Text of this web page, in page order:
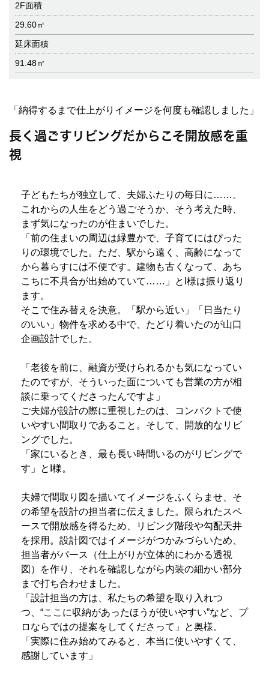
2F面積
29.60㎡
延床面積
91.48㎡
「納得するまで仕上がりイメージを何度も確認しました」
長く過ごすリビングだからこそ開放感を重
視
子どもたちが独立して、夫婦ふたりの毎日に……。
これからの人生をどう過ごそうか、そう考えた時、
まず気になったのが住まいでした。
「前の住まいの周辺は緑豊かで、子育てにはぴった
りの環境でした。ただ、駅から遠く、高齢になって
から暮らすには不便です。建物も古くなって、あち
こちに不具合が出始めていて……」とI様は振り返り
ます。
そこで住み替えを決意。「駅から近い」「日当たり
のいい」物件を求める中で、たどり着いたのが山口
企画設計でした。
「老後を前に、融資が受けられるかも気になってい
たのですが、そういった面についても営業の方が相
談に乗ってくださったんですよ」
ご夫婦が設計の際に重視したのは、コンパクトで使
いやすい間取りであること。そして、開放的なリビ
ングでした。
「家にいるとき、最も長い時間いるのがリビングで
す」とI様。
夫婦で間取り図を描いてイメージをふくらませ、そ
の希望を設計の担当者に伝えました。
限られたスペ
ースで開放感を得るため、リビング階段や勾配天井
を採用。設計図ではイメージがつかみづらいため、
担当者がパース（仕上がりが立体的にわかる透視
図）を作り、それを確認しながら内装の細かい部分
まで打ち合わせました。
「設計担当の方は、私たちの希望を取り入れつ
つ、“ここに収納があったほうが使いやすい”など、プ
ロならではの提案をしてくださって」と奥様。
「実際に住み始めてみると、本当に使いやすくて、
感謝しています」